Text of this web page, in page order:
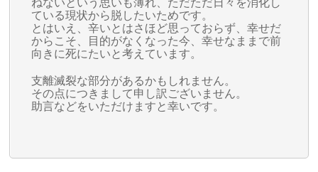
ねないという思いも薄れ、ただただ日々を消化し
ている現状から脱したいためです。
とはいえ、辛いとはさほど思っておらず、幸せだ
からこそ、目的がなくなった今、幸せなままで前
向きに死にたいと考えています。
支離滅裂な部分があるかもしれません。
その点につきまして申し訳ございません。
助言などをいただけますと幸いです。